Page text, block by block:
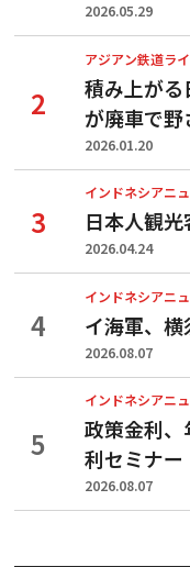
2026.05.29
アジアン鉄道ラ
積み上がる
が廃車で野
2026.01.20
インドネシアニ
日本人観
2026.04.24
インドネシアニ
イ海軍、
2026.08.07
インドネシアニ
政策金利
利セミナー
2026.08.07